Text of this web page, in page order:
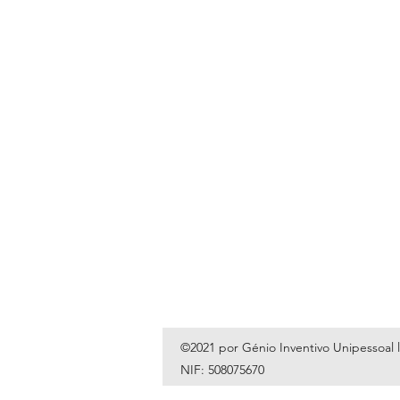
©2021 por Génio Inventivo Unipessoal
NIF: 508075670